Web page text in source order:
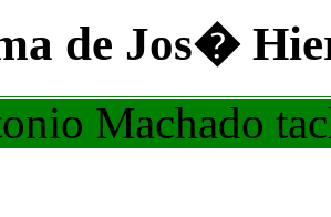
de Jos�
Machado